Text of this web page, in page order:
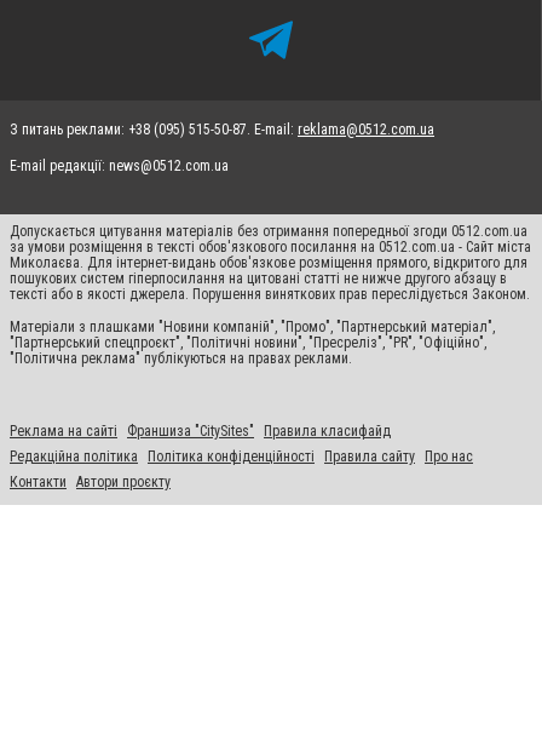
З питань реклами: +38 (095) 515-50-87. E-mail: reklama@0512.com.ua
E-mail редакції: news@0512.com.ua
Допускається цитування матеріалів без отримання попередньої згоди 0512.com.ua
за умови розміщення в тексті обов'язкового посилання на 0512.com.ua - Сайт міста
Миколаєва. Для інтернет-видань обов'язкове розміщення прямого, відкритого для
пошукових систем гіперпосилання на цитовані статті не нижче другого абзацу в
тексті або в якості джерела. Порушення виняткових прав переслідується Законом.
Матеріали з плашками "Новини компаній", "Промо", "Партнерський матеріал",
"Партнерський спецпроєкт", "Політичні новини", "Пресреліз", "PR", "Офіційно",
"Політична реклама" публікуються на правах реклами.
Реклама на сайті Франшиза "CitySites"
Правила класифайд
Редакційна політика
Політика конфіденційності Правила сайту
Про нас
Контакти
Автори проєкту